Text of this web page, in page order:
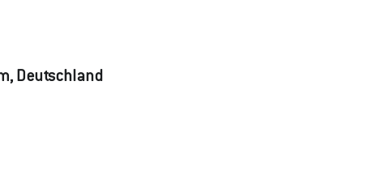
Deutschland